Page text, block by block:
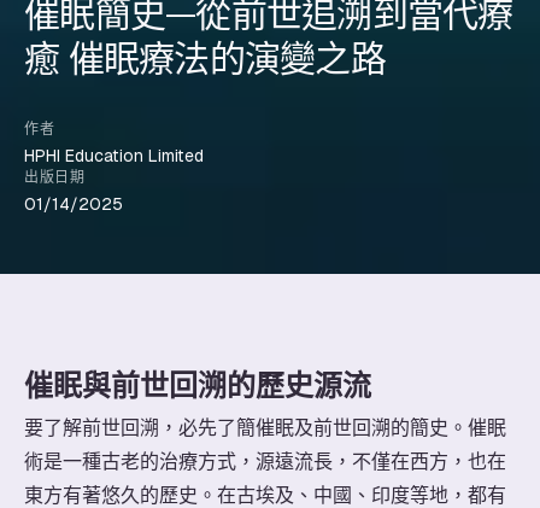
催眠簡史—從前世追溯到當代療
癒 催眠療法的演變之路
作者
HPHI Education Limited
出版日期
01/14/2025
催眠與前世回溯的歷史源流
要了解前世回溯，必先了簡催眠及前世回溯的簡史。催眠
術是一種古老的治療方式，源遠流長，不僅在西方，也在
東方有著悠久的歷史。在古埃及、中國、印度等地，都有